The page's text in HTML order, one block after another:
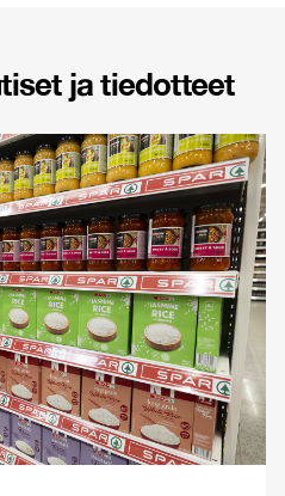
ja tiedotteet